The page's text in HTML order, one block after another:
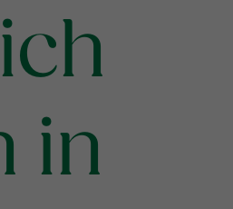
in